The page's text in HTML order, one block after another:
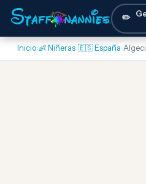
✏️
Inicio›👶 Niñeras›🇪🇸 España›